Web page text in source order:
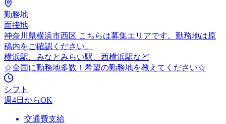
勤務地
面接地
神奈川県横浜市西区 こちらは募集エリアです。勤務地は原
稿内をご確認ください。
横浜駅、みなとみらい駅、西横浜駅など
☆全国に勤務地多数！希望の勤務地を教えてください☆
シフト
週4日からOK
交通費支給